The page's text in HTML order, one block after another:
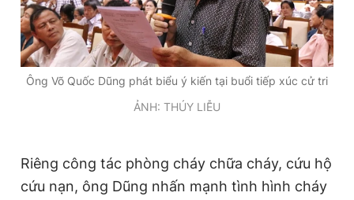
Ông Võ Quốc Dũng phát biểu ý kiến tại buổi tiếp xúc cử tri
ẢNH: THÚY LIỄU
Riêng công tác phòng cháy chữa cháy, cứu hộ
cứu nạn, ông Dũng nhấn mạnh tình hình cháy